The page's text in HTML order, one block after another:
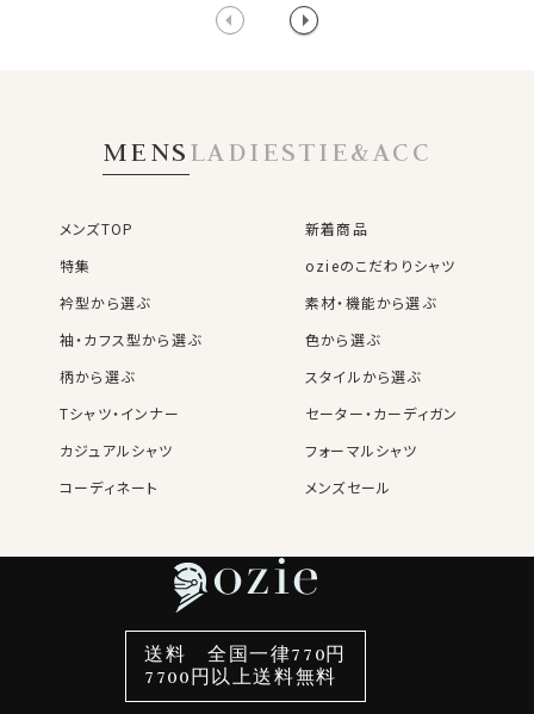
MENSLADIESTIE&ACC
メンズTOP
新着商品
特集
ozieのこだわりシャツ
衿型から選ぶ
素材・機能から選ぶ
袖・カフス型から選ぶ
色から選ぶ
柄から選ぶ
スタイルから選ぶ
Tシャツ・インナー
セーター・カーディガン
カジュアルシャツ
フォーマルシャツ
コーディネート
メンズセール
袖・カフス型から選ぶ
スタイルから選ぶ
カジュアルシャツ
カフスボタン
財布・名刺入れ
バッグ
ストール・マフラー
送料 全国一律770円
7700円以上送料無料